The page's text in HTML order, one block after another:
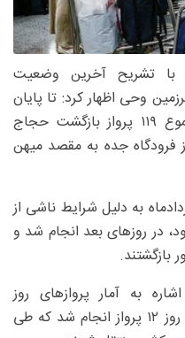
با تشریح آخرین وضعیت
وحی اظهار کرد: تا پایان
روز بیست‌وسوم خردادماه، در مجموع ۱۱۹ پرواز بازگشت حجاج
فرودگاه جده به مقصد میهن
به دلیل شرایط ناشی از
در روزهای بعد انجام شد و
بازگشتند.
به آمار پروازهای روز
بیست‌وسوم خردادماه گفت: در این روز ۱۲ پرواز انجام شد که طی